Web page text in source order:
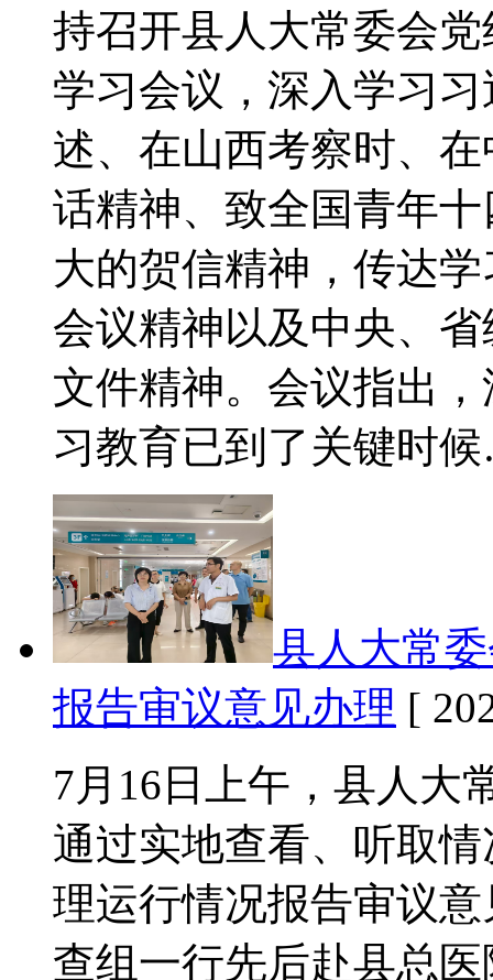
持召开县人大常委会
学习会议，深入学习
述、在山西考察时、
话精神、致全国青年
大的贺信精神，传达
会议精神以及中央、
文件精神。会议指出
习教育已到了关键时
县人大常
报告审议意见办理 [
7月16日上午，县人大
通过实地查看、听取
理运行情况报告审议
查组一行先后赴县总